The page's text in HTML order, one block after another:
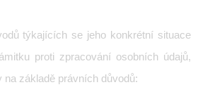
týkajících se jeho konkrétní situace
proti zpracování osobních údajů,
na základě právních důvodů: